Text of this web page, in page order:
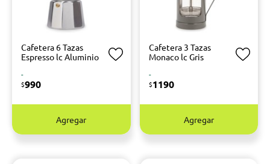
Cafetera 6 Tazas
Espresso lc Aluminio
-
$990
Agregar
Cafetera 3 Tazas
Monaco lc Gris
-
$1190
Agregar